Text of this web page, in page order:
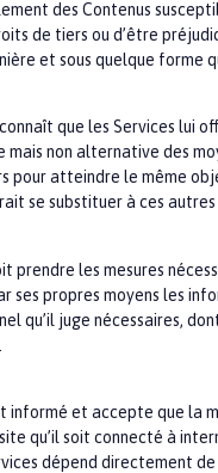
des Contenus
de tiers ou d’être
et sous quelque forme
que les Services lui
mais non alternative des
pour atteindre le même
se substituer à ces autres
prendre les mesures
ses propres moyens les
qu’il juge nécessaires,
informé et accepte que la
qu’il soit connecté à
dépend directement